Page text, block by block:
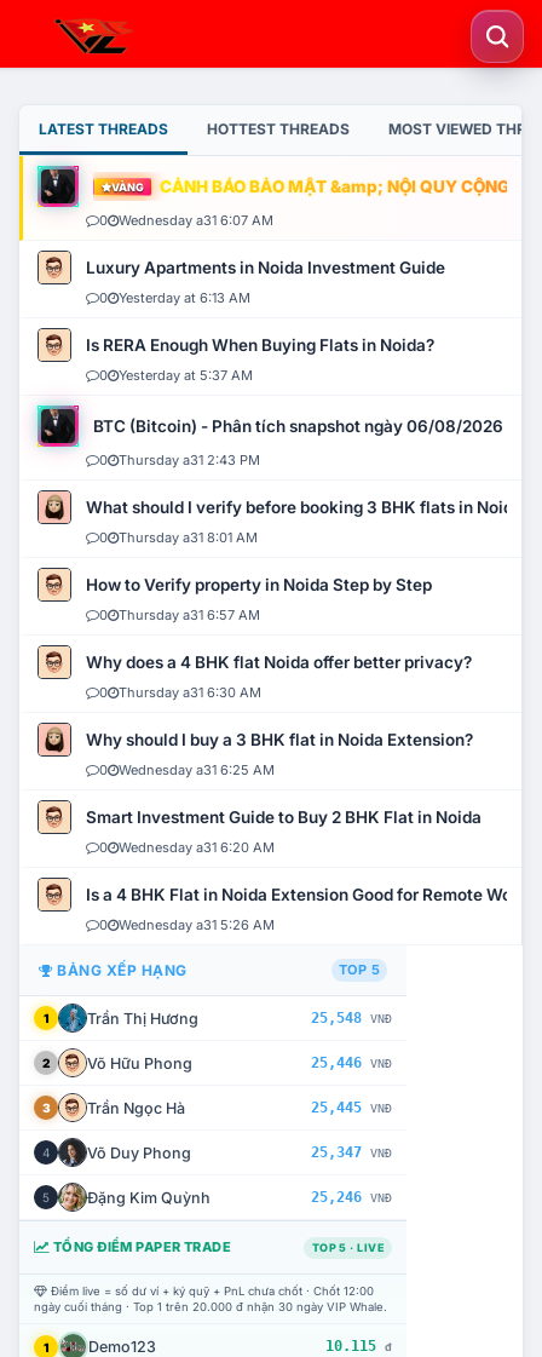
LATEST THREADS HOTTEST THREADS MOST VIEWED
VÀNG CẢNH BÁO BẢO MẬT &amp; NỘI QUY CỘNG
0 Wednesday a31 6:07 AM
Luxury Apartments in Noida Investment Guide
0 Yesterday at 6:13 AM
Is RERA Enough When Buying Flats in Noida?
0 Yesterday at 5:37 AM
BTC (Bitcoin) - Phân tích snapshot ngày 06/08/2026
0 Thursday a31 2:43 PM
What should I verify before booking 3 BHK flats in Noida?
0 Thursday a31 8:01 AM
How to Verify property in Noida Step by Step
0 Thursday a31 6:57 AM
Why does a 4 BHK flat Noida offer better privacy?
0 Thursday a31 6:30 AM
Why should I buy a 3 BHK flat in Noida Extension?
0 Wednesday a31 6:25 AM
Smart Investment Guide to Buy 2 BHK Flat in Noida
0 Wednesday a31 6:20 AM
Is a 4 BHK Flat in Noida Extension Good for Remote Work?
0 Wednesday a31 5:26 AM
BẢNG XẾP HẠNG TOP 5
1 Trần Thị Hương 25,548 VNĐ
2 Võ Hữu Phong 25,446 VNĐ
3 Trần Ngọc Hà 25,445 VNĐ
4 Võ Duy Phong 25,347 VNĐ
5 Đặng Kim Quỳnh 25,246 VNĐ
TỔNG ĐIỂM PAPER TRADE TOP 5 · LIVE
Điểm live = số dư ví + ký quỹ + PnL chưa chốt · Chốt 12:00
ngày cuối tháng · Top 1 trên 20.000 đ nhận 30 ngày VIP Whale.
1 Demo123 10.115 đ